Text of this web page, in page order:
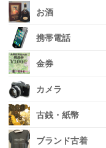
お酒
携帯電話
金券
カメラ
古銭・紙幣
ブランド古着